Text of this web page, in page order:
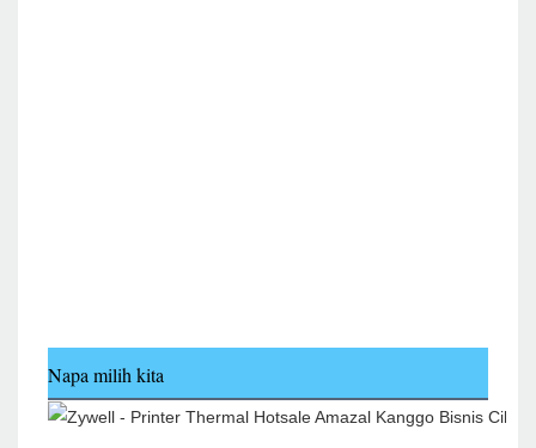
Napa milih kita